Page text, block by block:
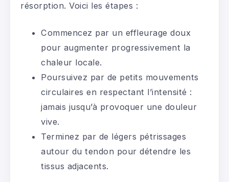
résorption. Voici les étapes :
Commencez par un effleurage doux
pour augmenter progressivement la
chaleur locale.
Poursuivez par de petits mouvements
circulaires en respectant l’intensité :
jamais jusqu’à provoquer une douleur
vive.
Terminez par de légers pétrissages
autour du tendon pour détendre les
tissus adjacents.